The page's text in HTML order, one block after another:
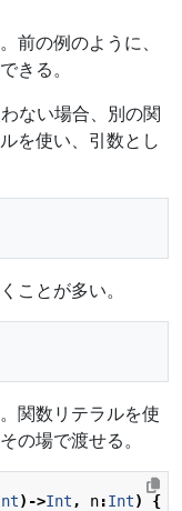
前の例のように、
きる。
ない場合、別の関
を使い、引数とし
ことが多い。
関数リテラルを使
の場で渡せる。
)->Int , n:Int)
{